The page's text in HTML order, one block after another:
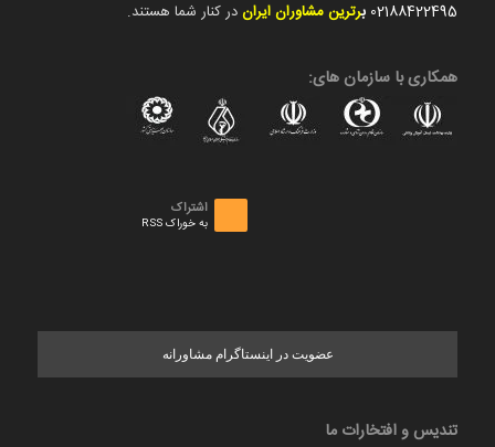
02188422495 برترین مشاوران ایراندر کنار شما هستند.
همکاری با سازمان های:
اشتراک
به خوراک RSS
عضویت در اینستاگرام مشاورانه
تندیس و افتخارات ما